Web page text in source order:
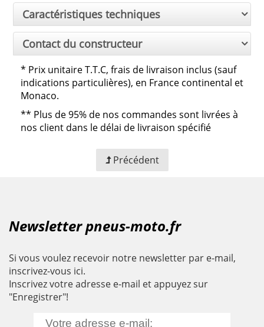
Caractéristiques techniques
Contact du constructeur
* Prix unitaire T.T.C, frais de livraison inclus (sauf
indications particulières), en France continental et
Monaco.
** Plus de 95% de nos commandes sont livrées à
nos client dans le délai de livraison spécifié
Précédent
Newsletter pneus-moto.fr
Si vous voulez recevoir notre newsletter par e-mail,
inscrivez-vous ici.
Inscrivez votre adresse e-mail et appuyez sur
"Enregistrer"!